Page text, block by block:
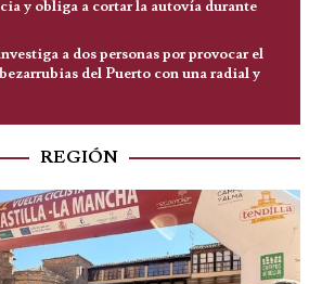
y obliga a cortar la autovía durante
a dos personas por provocar el
del Puerto con una radial y
REGIÓN